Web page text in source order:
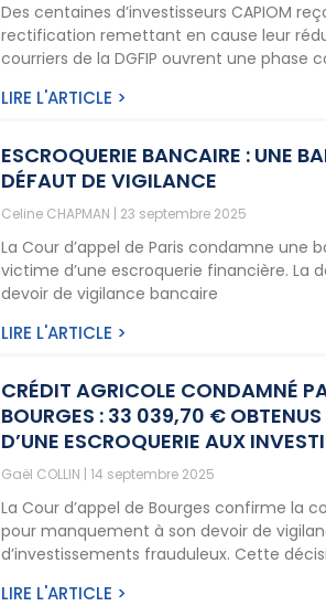
Des centaines d’investisseurs CAPIOM
rectification remettant en cause leur
courriers de la DGFIP ouvrent une phase
LIRE L'ARTICLE >
ESCROQUERIE BANCAIRE : UNE
DÉFAUT DE VIGILANCE
Celine CHAPMAN 23 septembre 2025
La Cour d’appel de Paris condamne une
victime d’une escroquerie financière. La
devoir de vigilance bancaire
LIRE L'ARTICLE >
CRÉDIT AGRICOLE CONDAMNÉ
BOURGES : 33 039,70 €
D’UNE ESCROQUERIE AUX
Gaël COLLIN 14 septembre 2025
La Cour d’appel de Bourges confirme la
pour manquement à son devoir de
d’investissements frauduleux. Cette
LIRE L'ARTICLE >